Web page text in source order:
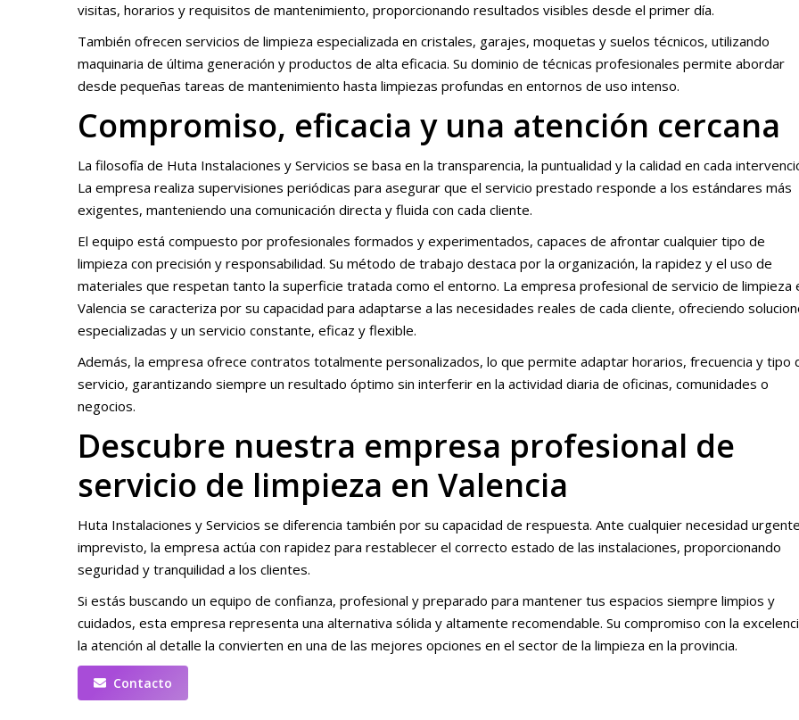
visitas, horarios y requisitos de mantenimiento, proporcionando resultados visibles desde el primer día.
También ofrecen servicios de limpieza especializada en cristales, garajes, moquetas y suelos técnicos, utilizando
maquinaria de última generación y productos de alta eficacia. Su dominio de técnicas profesionales permite abordar
desde pequeñas tareas de mantenimiento hasta limpiezas profundas en entornos de uso intenso.
Compromiso, eficacia y una atención cercana
La filosofía de Huta Instalaciones y Servicios se basa en la transparencia, la puntualidad y la calidad en cada
La empresa realiza supervisiones periódicas para asegurar que el servicio prestado responde a los estándares más
exigentes, manteniendo una comunicación directa y fluida con cada cliente.
El equipo está compuesto por profesionales formados y experimentados, capaces de afrontar cualquier tipo de
limpieza con precisión y responsabilidad. Su método de trabajo destaca por la organización, la rapidez y el uso de
materiales que respetan tanto la superficie tratada como el entorno. La empresa profesional de servicio de limpieza
Valencia se caracteriza por su capacidad para adaptarse a las necesidades reales de cada cliente, ofreciendo
especializadas y un servicio constante, eficaz y flexible.
Además, la empresa ofrece contratos totalmente personalizados, lo que permite adaptar horarios, frecuencia y tipo
servicio, garantizando siempre un resultado óptimo sin interferir en la actividad diaria de oficinas, comunidades o
negocios.
Descubre nuestra empresa profesional de
servicio de limpieza en Valencia
Huta Instalaciones y Servicios se diferencia también por su capacidad de respuesta. Ante cualquier necesidad
imprevisto, la empresa actúa con rapidez para restablecer el correcto estado de las instalaciones, proporcionando
seguridad y tranquilidad a los clientes.
Si estás buscando un equipo de confianza, profesional y preparado para mantener tus espacios siempre limpios y
cuidados, esta empresa representa una alternativa sólida y altamente recomendable. Su compromiso con la
la atención al detalle la convierten en una de las mejores opciones en el sector de la limpieza en la provincia.
Contacto